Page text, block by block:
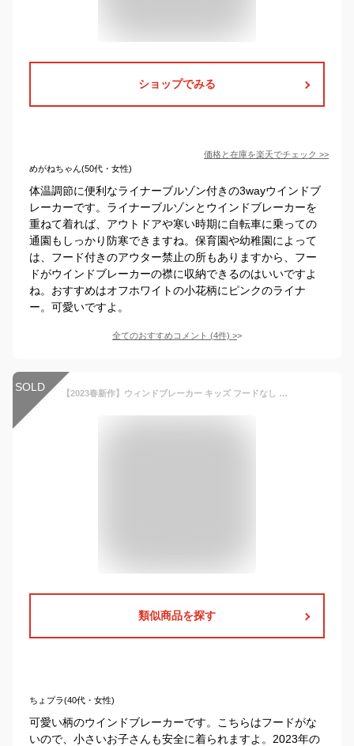
ショップでみる
価格と在庫を楽天でチェック >>
めがねちゃん(50代・女性)
体温調節に便利なライナーブルゾン付きの3wayウインドブ
レーカーです。ライナーブルゾンとウインドブレーカーを
重ねて着れば、アウトドアや寒い時期に自転車に乗っての
通園もしっかり防寒できますね。保育園や幼稚園によって
は、フード付きのアウター禁止の所もありますから、フー
ドがウインドブレーカーの襟に収納できるのはいいですよ
ね。おすすめはオフホワイトの小花柄にピンクのライナ
ー。可愛いですよ。
全てのおすすめコメント (4件) >
SOLD 【2023春新作】ウィンドブレーカー キッズ フードなし 裏メッシュ ポケット付き 花柄 ハート ウインドブレーカー ナイロン 春 アウター 衿付き フリル 100 110 120 130 140 女の子 女児 ムージョンジョン moujonjon ジャンパー 薄手 子供服 クリーム ピンク 2023春夏
類似商品を探す
ちょプラ(40代・女性)
可愛い柄のウインドブレーカーです。こちらはフードがな
いので、小さいお子さんも安全に着られますよ。2023年の